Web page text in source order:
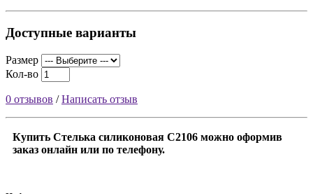
Доступные варианты
Размер
Кол-во
0 отзывов /Написать отзыв
Купить Стелька силиконовая С2106 можно оформив
заказ онлайн или по телефону.